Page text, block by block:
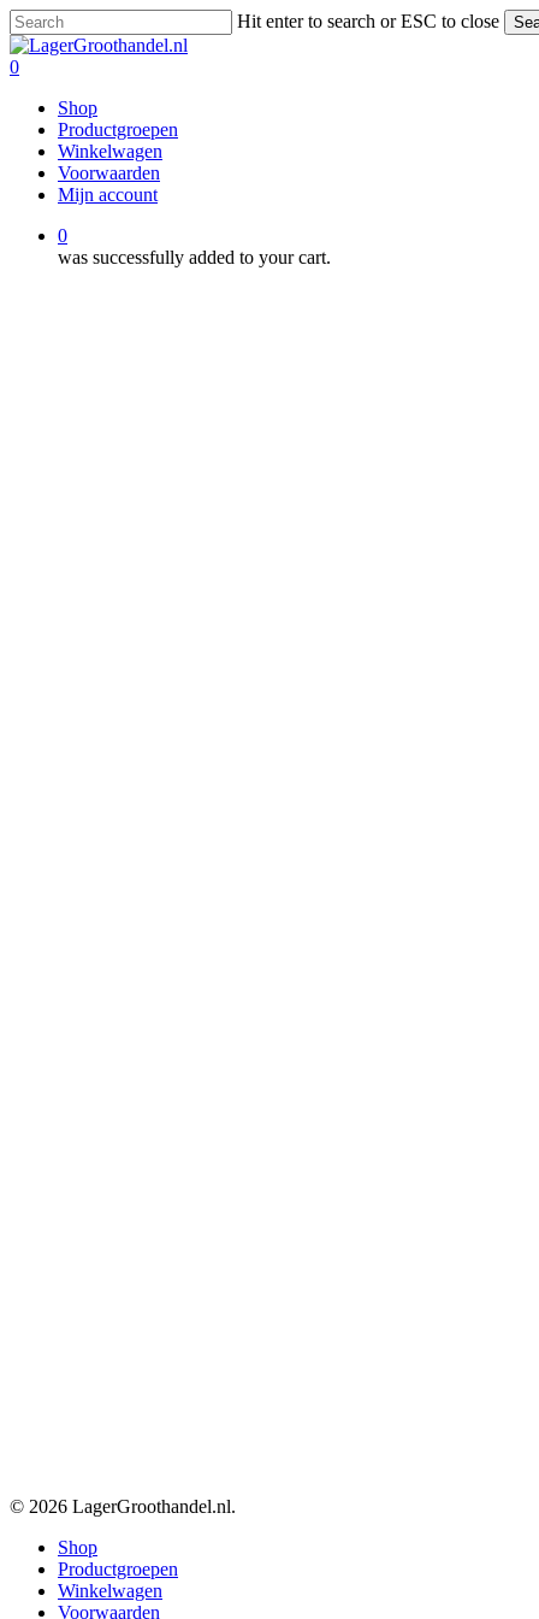
Skip
to
main
Hit enter to search or ESC to close
Close
Search
0
Shop
Productgroepen
Winkelwagen
Voorwaarden
Mijn account
0
was successfully added to your cart.
© 2026 LagerGroothandel.nl.
Close
Menu
Shop
Productgroepen
Winkelwagen
Voorwaarden